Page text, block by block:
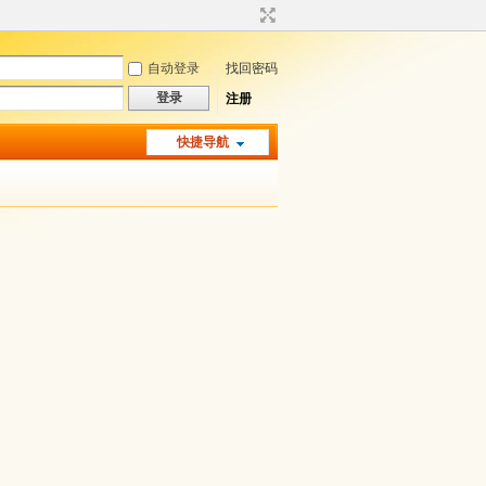
自动登录
找回密码
登录
注册
快捷导航